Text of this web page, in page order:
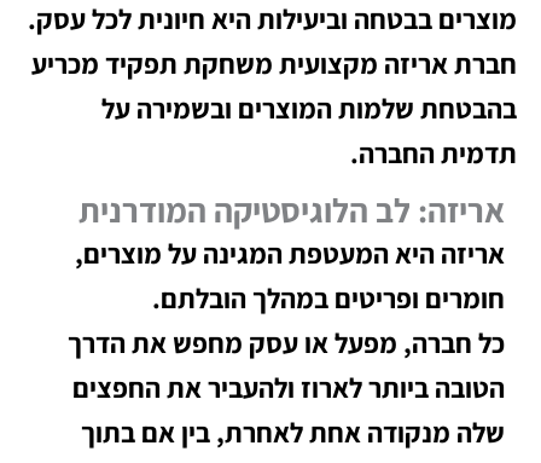
מוצרים בבטחה וביעילות היא חיונית לכל עסק.
חברת אריזה מקצועית משחקת תפקיד מכריע
בהבטחת שלמות המוצרים ובשמירה על
תדמית החברה.
אריזה: לב הלוגיסטיקה המודרנית
אריזה היא המעטפת המגינה על מוצרים,
חומרים ופריטים במהלך הובלתם.
כל חברה, מפעל או עסק מחפש את הדרך
הטובה ביותר לארוז ולהעביר את החפצים
שלה מנקודה אחת לאחרת, בין אם בתוך